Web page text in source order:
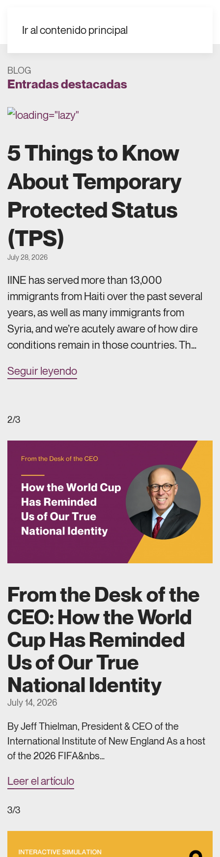
Ir al contenido principal
BLOG
Entradas destacadas
5 Things to Know
About Temporary
Protected Status
(TPS)
July 28, 2026
IINE has served more than 13,000
immigrants from Haiti over the past several
years, as well as many immigrants from
Syria, and we’re acutely aware of how dire
conditions remain in those countries. Th…
Seguir leyendo
2/3
From the Desk of the
CEO: How the World
Cup Has Reminded
Us of Our True
National Identity
July 14, 2026
By Jeff Thielman, President & CEO of the
International Institute of New England As a host
of the 2026 FIFA&nbs…
Leer el artículo
3/3